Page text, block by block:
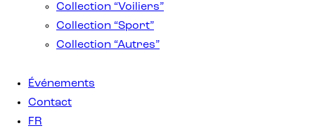
Collection “Voiliers”
Collection “Sport”
Collection “Autres”
Événements
Contact
FR